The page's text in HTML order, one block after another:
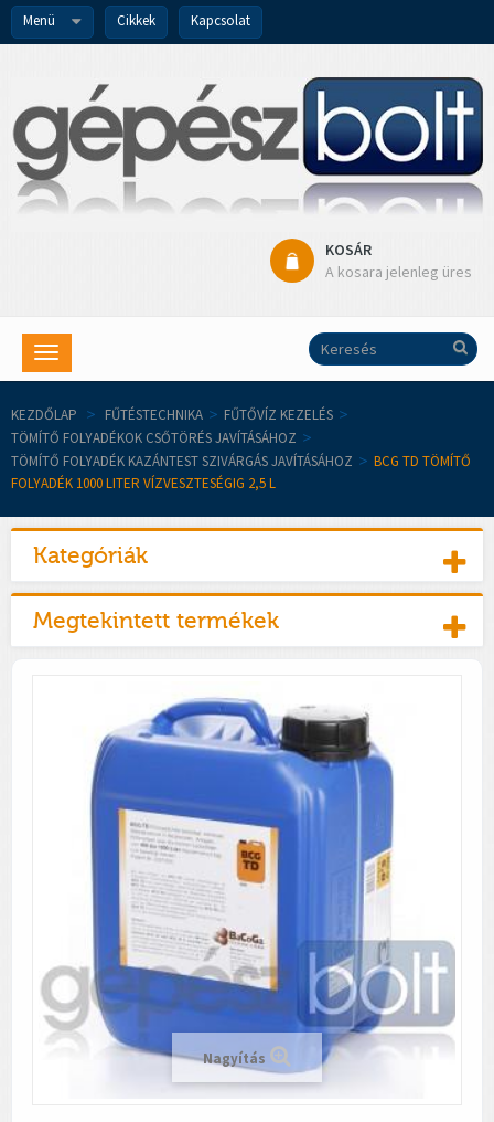
Menü Cikkek Kapcsolat
KOSÁR
A kosara jelenleg üres
Toggle
navigation
KEZDŐLAP > FŰTÉSTECHNIKA > FŰTŐVÍZ KEZELÉS >
TÖMÍTŐ FOLYADÉKOK CSŐTÖRÉS JAVÍTÁSÁHOZ >
TÖMÍTŐ FOLYADÉK KAZÁNTEST SZIVÁRGÁS JAVÍTÁSÁHOZ > BCG TD TÖMÍTŐ
FOLYADÉK 1000 LITER VÍZVESZTESÉGIG 2,5 L
Kategóriák
Megtekintett termékek
Nagyítás